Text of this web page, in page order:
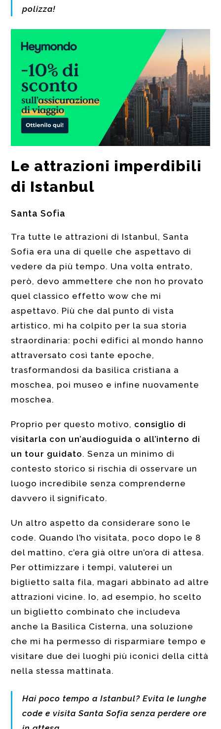
polizza!
Le attrazioni imperdibili
di Istanbul
Santa Sofia
Tra tutte le attrazioni di Istanbul, Santa
Sofia era una di quelle che aspettavo di
vedere da più tempo. Una volta entrato,
però, devo ammettere che non ho provato
quel classico effetto wow che mi
aspettavo. Più che dal punto di vista
artistico, mi ha colpito per la sua storia
straordinaria: pochi edifici al mondo hanno
attraversato così tante epoche,
trasformandosi da basilica cristiana a
moschea, poi museo e infine nuovamente
moschea.
Proprio per questo motivo, consiglio di
visitarla con un’audioguida o all’interno di
un tour guidato. Senza un minimo di
contesto storico si rischia di osservare un
luogo incredibile senza comprenderne
davvero il significato.
Un altro aspetto da considerare sono le
code. Quando l’ho visitata, poco dopo le 8
del mattino, c’era già oltre un’ora di attesa.
Per ottimizzare i tempi, valuterei un
biglietto salta fila, magari abbinato ad altre
attrazioni vicine. Io, ad esempio, ho scelto
un biglietto combinato che includeva
anche la Basilica Cisterna, una soluzione
che mi ha permesso di risparmiare tempo e
visitare due dei luoghi più iconici della città
nella stessa mattinata.
Hai poco tempo a Istanbul? Evita le lunghe
code e visita Santa Sofia senza perdere ore